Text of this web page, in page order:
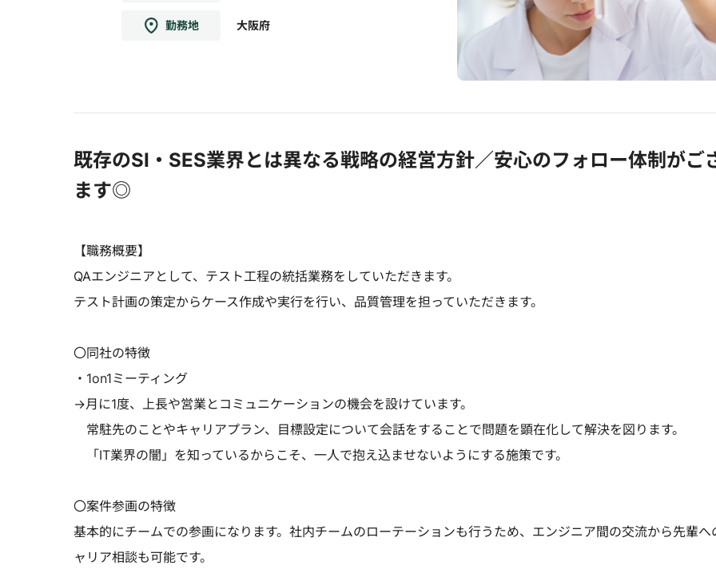
勤務地 大阪府
既存のSI・SES業界とは異なる戦略の経営方針／安心のフォロー体制がご
ます◎
【職務概要】
QAエンジニアとして、テスト工程の統括業務をしていただきます。
テスト計画の策定からケース作成や実行を行い、品質管理を担っていただきます。
〇同社の特徴
・1on1ミーティング
→月に1度、上長や営業とコミュニケーションの機会を設けています。
常駐先のことやキャリアプラン、目標設定について会話をすることで問題を顕在化して解決を図ります。
「IT業界の闇」を知っているからこそ、一人で抱え込ませないようにする施策です。
〇案件参画の特徴
基本的にチームでの参画になります。社内チームのローテーションも行うため、エンジニア間の交流から先輩へ
ャリア相談も可能です。